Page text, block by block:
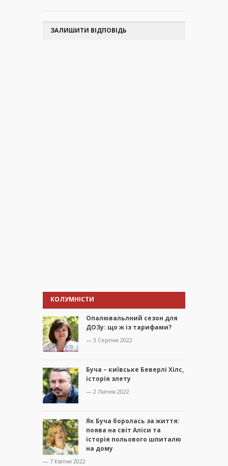
ЗАЛИШИТИ ВІДПОВІДЬ
КОЛУМНІСТИ
Опалювальлний сезон для
ДОЗу: що ж із тарифами?
— 3 Серпня 2022
Буча – київське Беверлі Хілс,
історія злету
— 2 Липня 2022
Як Буча боролась за життя:
поява на світ Аліси та
історія польового шпиталю
на дому
— 7 Квітня 2022